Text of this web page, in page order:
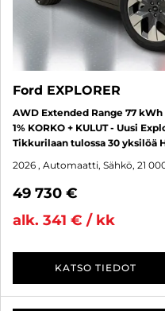
Ford EXPLORER
AWD Extended Range 77
1% KORKO + KULUT - Uusi
Tikkurilaan tulossa 30 yksilöä
2026 , Automaatti, Sähkö, 21
49 730 €
alk. 341 € / kk
KATSO TIEDOT